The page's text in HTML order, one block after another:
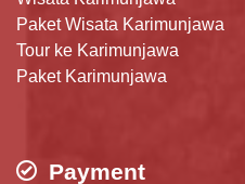
Paket Wisata Karimunjawa
Tour ke Karimunjawa
Paket Karimunjawa
Payment